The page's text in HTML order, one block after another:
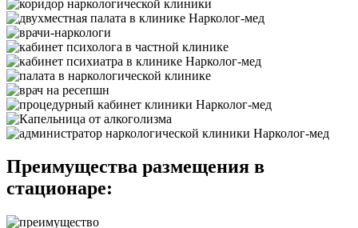
Преимущества размещения в
стационаре: